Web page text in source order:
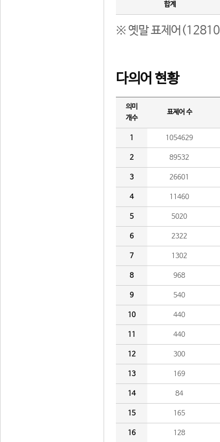
합계
※ 옛말 표제어(12810
다의어 현황
의미
개수
표제어 수
1 1054629
2 89532
3 26601
4 11460
5 5020
6 2322
7 1302
8 968
9 540
10 440
11 440
12 300
13 169
14 84
15 165
16 128